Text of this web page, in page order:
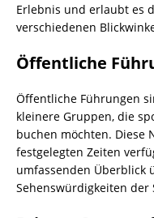
Erlebnis und erlaubt es
verschiedenen
Öffentliche
Öffentliche Führungen
kleinere Gruppen, die
buchen möchten. Diese
festgelegten Zeiten
umfassenden Überblick
Sehenswürdigkeiten der